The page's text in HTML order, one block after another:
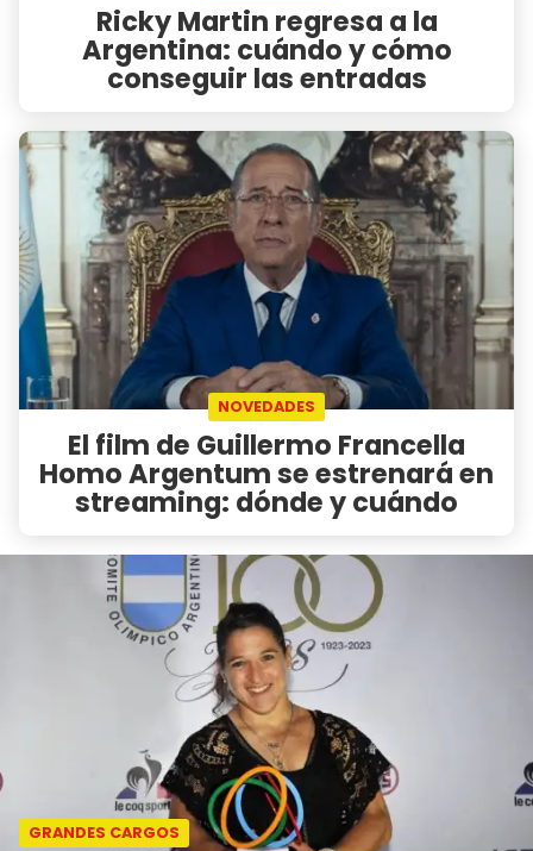
Ricky Martin regresa a la
Argentina: cuándo y cómo
conseguir las entradas
NOVEDADES
El film de Guillermo Francella
Homo Argentum se estrenará en
streaming: dónde y cuándo
GRANDES CARGOS